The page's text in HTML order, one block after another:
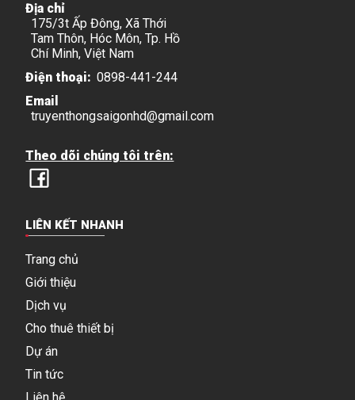
Địa chỉ
175/3t Ấp Đông, Xã Thới
Tam Thôn, Hóc Môn, Tp. Hồ
Chí Minh, Việt Nam
Điện thoại: 0898-441-244
Email
truyenthongsaigonhd@gmail.com
Theo dõi chúng tôi trên:
LIÊN KẾT NHANH
Trang chủ
Giới thiệu
Dịch vụ
Cho thuê thiết bị
Dự án
Tin tức